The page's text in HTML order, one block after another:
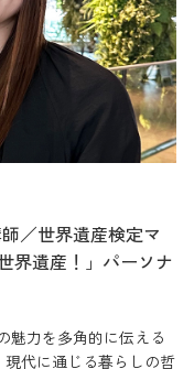
／世界遺産検定マ
界遺産！」パーソナ
魅力を多角的に伝える
代に通じる暮らしの哲